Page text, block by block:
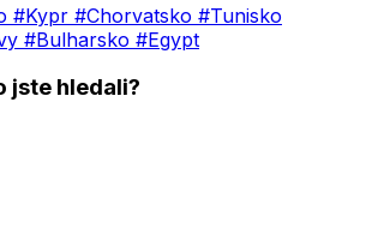
#Kypr #Chorvatsko #Tunisko
#Bulharsko #Egypt
jste hledali?